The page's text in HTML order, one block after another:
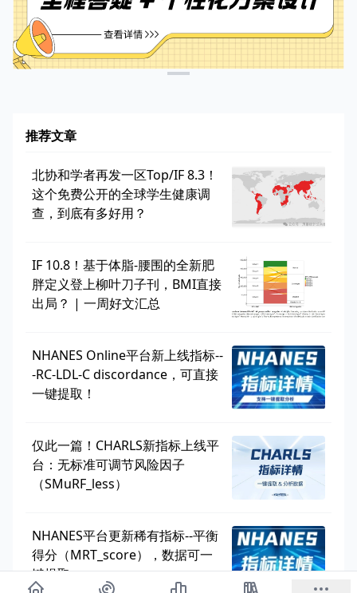
推荐文章
北协和学者再发一区Top/IF 8.3！
这个免费公开的全球学生健康调
查，到底有多好用？
IF 10.8！基于体脂-腰围的全新肥
胖定义登上柳叶刀子刊，BMI直接
出局？ | 一周好文汇总
NHANES Online平台新上线指标--
-RC-LDL-C discordance，可直接
一键提取！
仅此一篇！CHARLS新指标上线平
台：无标准可调节风险因子
（SMuRF_less）
NHANES平台更新稀有指标--平衡
得分（MRT_score），数据可一
键提取